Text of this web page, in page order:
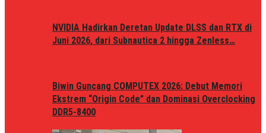
NVIDIA Hadirkan Deretan Update DLSS dan RTX di
Juni 2026, dari Subnautica 2 hingga Zenless…
Biwin Guncang COMPUTEX 2026: Debut Memori
Ekstrem “Origin Code” dan Dominasi Overclocking
DDR5-8400